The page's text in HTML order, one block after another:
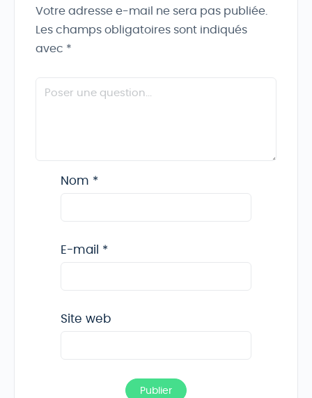
Votre adresse e-mail ne sera pas publiée.
Les champs obligatoires sont indiqués
avec *
Nom *
E-mail *
Site web